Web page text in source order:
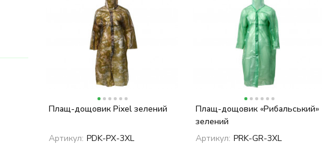
Плащ-дощовик Pixel зелений
Артикул: PDK-PX-3XL
Плащ-дощовик «Рибальський»
зелений
Артикул: PRK-GR-3XL